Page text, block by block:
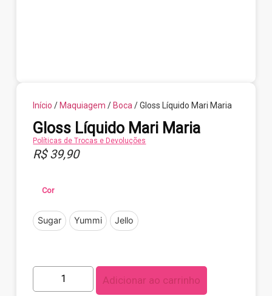
Início / Maquiagem / Boca/ Gloss Líquido Mari Maria
Gloss Líquido Mari Maria
Políticas de Trocas e Devoluções
R$39,90
Cor
Sugar Yummi Jello
Adicionar ao carrinho